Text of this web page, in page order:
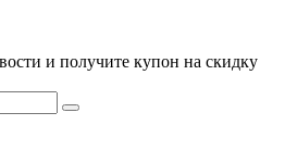
и получите купон на скидку